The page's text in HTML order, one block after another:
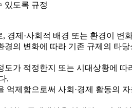
있도록 규정
경제·사회적 배경 또는 환경이 변
의 변화에 따라 기존 규제의 타
가 적정한지 또는 시대상황에
.
제함으로써 사회·경제 활동의